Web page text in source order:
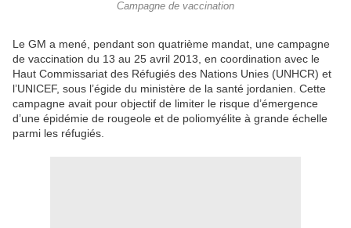
Campagne de vaccination
Le GM a mené, pendant son quatrième mandat, une campagne
de vaccination du 13 au 25 avril 2013, en coordination avec le
Haut Commissariat des Réfugiés des Nations Unies (UNHCR) et
l’UNICEF, sous l’égide du ministère de la santé jordanien. Cette
campagne avait pour objectif de limiter le risque d’émergence
d’une épidémie de rougeole et de poliomyélite à grande échelle
parmi les réfugiés.